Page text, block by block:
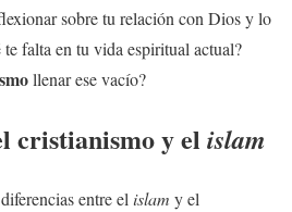
sobre tu relación con Dios y lo
falta en tu vida espiritual actual?
llenar ese vacío?
cristianismoy el islam
entre el islam y el